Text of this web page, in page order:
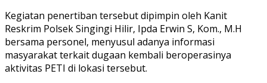
Kegiatan penertiban tersebut dipimpin oleh Kanit
Reskrim Polsek Singingi Hilir, Ipda Erwin S, Kom., M.H
bersama personel, menyusul adanya informasi
masyarakat terkait dugaan kembali beroperasinya
aktivitas PETI di lokasi tersebut.